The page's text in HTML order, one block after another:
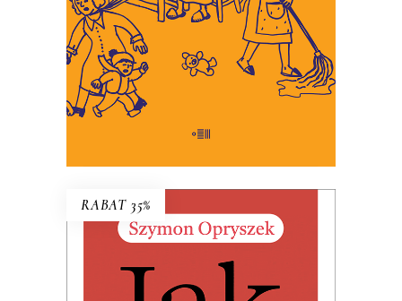
E-BOOK DO KOSZYKA
53.00zł 34.45 zł
KSIĄŻKA DO KOSZYKA
RABAT 35%